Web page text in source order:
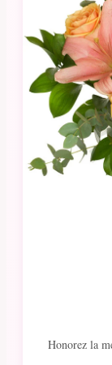
Honorez la